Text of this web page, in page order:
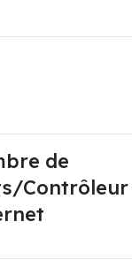
de
Contrôleur